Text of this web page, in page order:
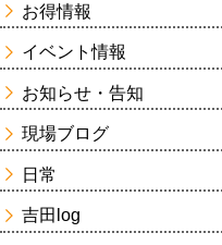
お得情報
イベント情報
お知らせ・告知
現場ブログ
日常
吉田log